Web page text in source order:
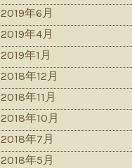
2019年6月
2019年4月
2019年1月
2018年12月
2018年11月
2018年10月
2018年7月
2018年5月